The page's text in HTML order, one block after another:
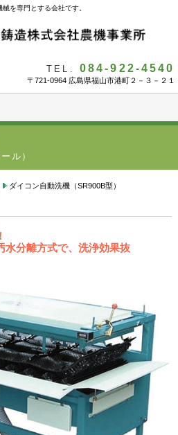
を専門とする会社です。
TEL. 084-922-4540
〒721-0964 広島県福山市港町２－３－２１
ル）
ダイコン自動洗機（SR900B型）
水分離方式で、洗浄効果抜